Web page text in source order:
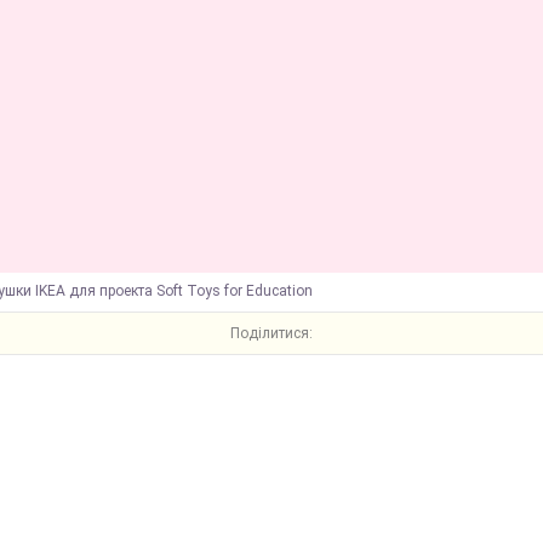
IKEA для проекта Soft Toys for Education
Поділитися: